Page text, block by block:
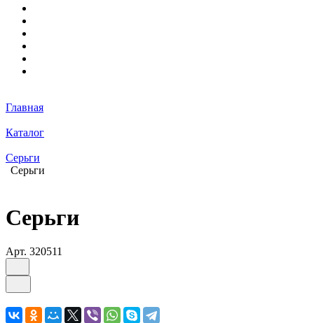
Главная
Каталог
Серьги
Серьги
Серьги
Арт. 320511